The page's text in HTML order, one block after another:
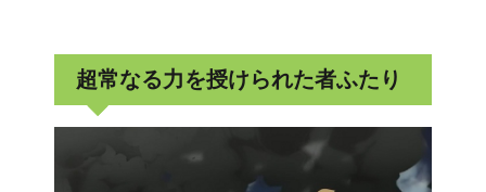
超常なる力を授けられた者ふたり